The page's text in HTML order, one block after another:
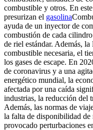
combustible y otros. En
presurizan el gasolina
ayuda de un inyector de
combustión de cada
de riel estándar. Además,
combustible necesaria, el
los gases de escape. En
de coronavirus y a una
energético mundial, la
afectada por una caída
industrias, la reducción del
Además, las normas de
la falta de disponibilidad de
provocado perturbaciones